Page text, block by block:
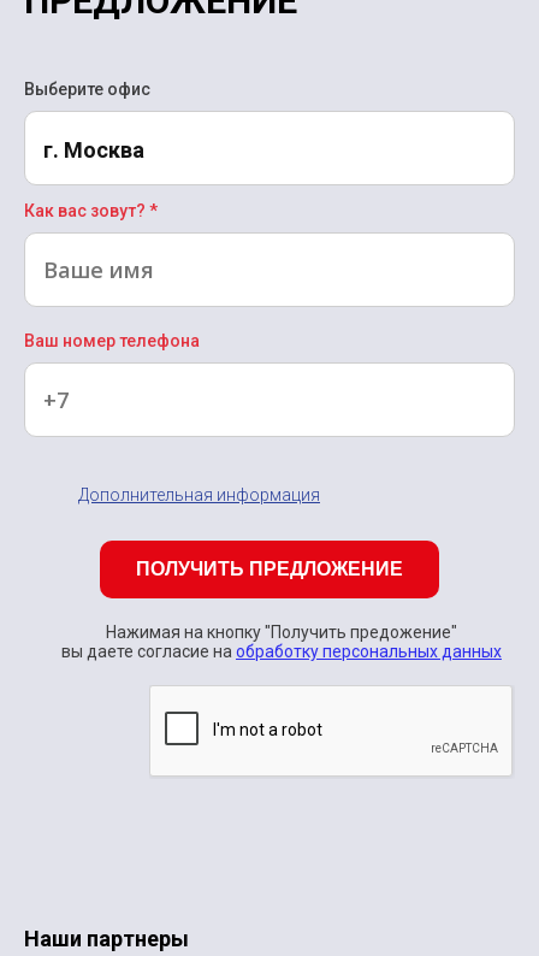
Выберите офис
г. Москва
Как вас зовут? *
Ваш номер телефона
Дополнительная информация
ПОЛУЧИТЬ ПРЕДЛОЖЕНИЕ
Нажимая на кнопку "Получить предожение"
вы даете согласие на обработку персональных данных
Наши партнеры